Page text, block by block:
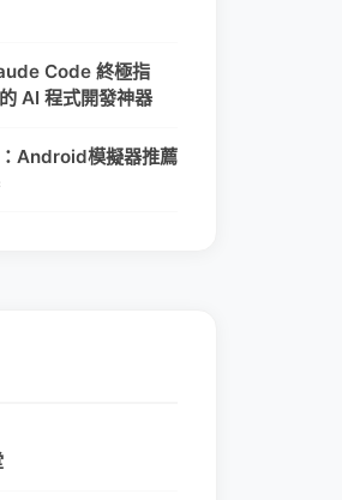
Code 終極指
AI 程式開發神器
Android模擬器推薦